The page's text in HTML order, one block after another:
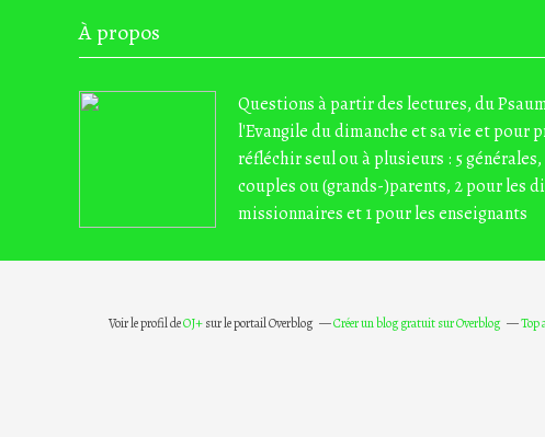
À propos
Questions à partir des lectures, du
l'Evangile du dimanche et sa vie et pour
réfléchir seul ou à plusieurs : 5
couples ou (grands-)parents, 2 pour les
missionnaires et 1 pour les enseignants
Voir le profil deOJ+sur le portail Overblog Créer un blog gratuit sur Overblog Top